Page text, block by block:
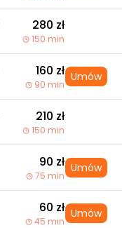
280 zł
150 min
160 zł
90 min
Umów
210 zł
150 min
90 zł
75 min
Umów
60 zł
45 min
Umów